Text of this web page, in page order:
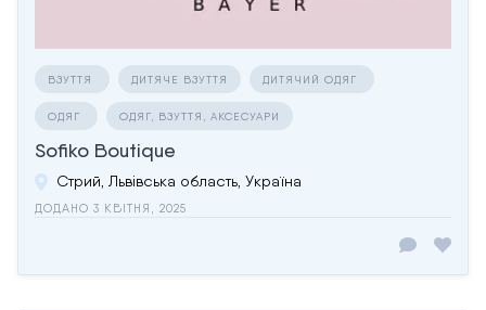
ВЗУТТЯ ДИТЯЧЕ ВЗУТТЯ ДИТЯЧИЙ ОДЯГ
ОДЯГ ОДЯГ, ВЗУТТЯ, АКСЕСУАРИ
Sofiko Boutique
Стрий, Львівська область, Україна
ДОДАНО 3 КВІТНЯ, 2025